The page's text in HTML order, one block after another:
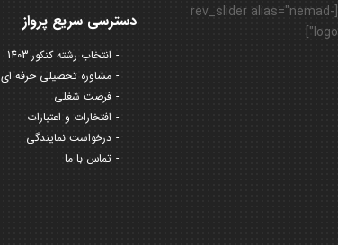
دسترسی سریع پرواز
انتخاب رشته کنکور 1403
مشاوره تحصیلی حرفه ای
فرصت شغلی
افتخارات و اعتبارات
درخواست نمایندگی
تماس با ما
[rev_slider alias="nemad-
logo"]